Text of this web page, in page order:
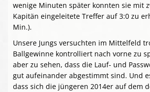
wenige Minuten später konnten sie mit
Kapitän eingeleitete Treffer auf 3:0 zu
Min.).
Unsere Jungs versuchten im Mittelfeld
Ballgewinne kontrolliert nach vorne zu
aber zu sehen, dass die Lauf- und
gut aufeinander abgestimmt sind. Und
dass sich die jüngeren 2014er auf dem